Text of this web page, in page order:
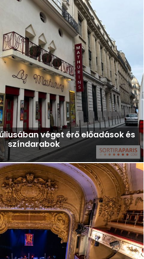
véget érő előadások és
színdarabok